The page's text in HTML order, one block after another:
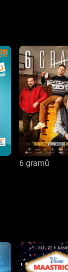
6 gramů